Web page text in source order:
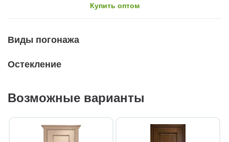
Купить оптом
Виды погонажа
Остекление
Возможные варианты